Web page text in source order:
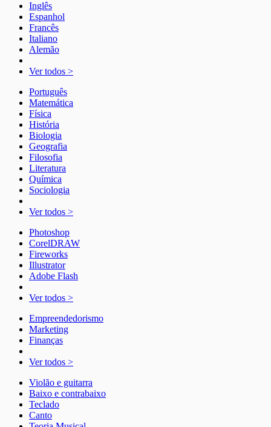
Inglês
Espanhol
Francês
Italiano
Alemão
Ver todos >
Português
Matemática
Física
História
Biologia
Geografia
Filosofia
Literatura
Química
Sociologia
Ver todos >
Photoshop
CorelDRAW
Fireworks
Illustrator
Adobe Flash
Ver todos >
Empreendedorismo
Marketing
Finanças
Ver todos >
Violão e guitarra
Baixo e contrabaixo
Teclado
Canto